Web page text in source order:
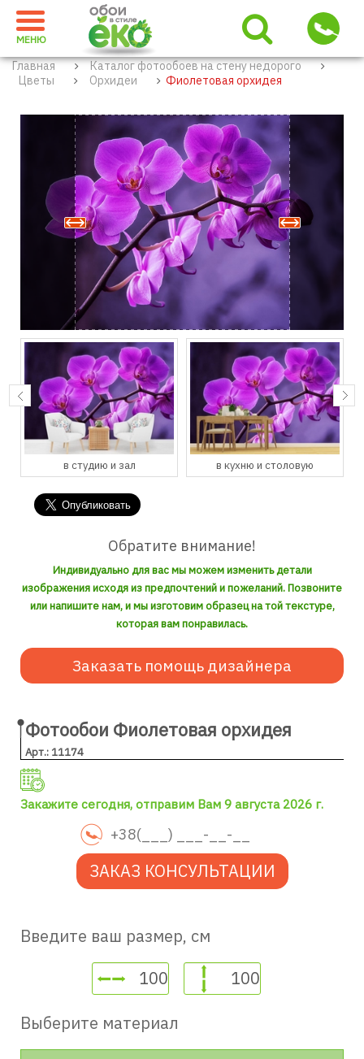
МЕНЮ
Главная
Каталог фотообоев на стену недорого
Цветы
Орхидеи Фиолетовая орхидея
в студию и зал в кухню и столовую
Обратите внимание!
Индивидуально для вас мы можем изменить детали
изображения исходя из предпочтений и пожеланий. Позвоните
или напишите нам, и мы изготовим образец на той текстуре,
которая вам понравилась.
Заказать помощь дизайнера
Фотообои Фиолетовая орхидея
Арт.: 11174
Закажите сегодня, отправим Вам 9 августа 2026 г.
ЗАКАЗ КОНСУЛЬТАЦИИ
Введите ваш размер, см
Выберите материал